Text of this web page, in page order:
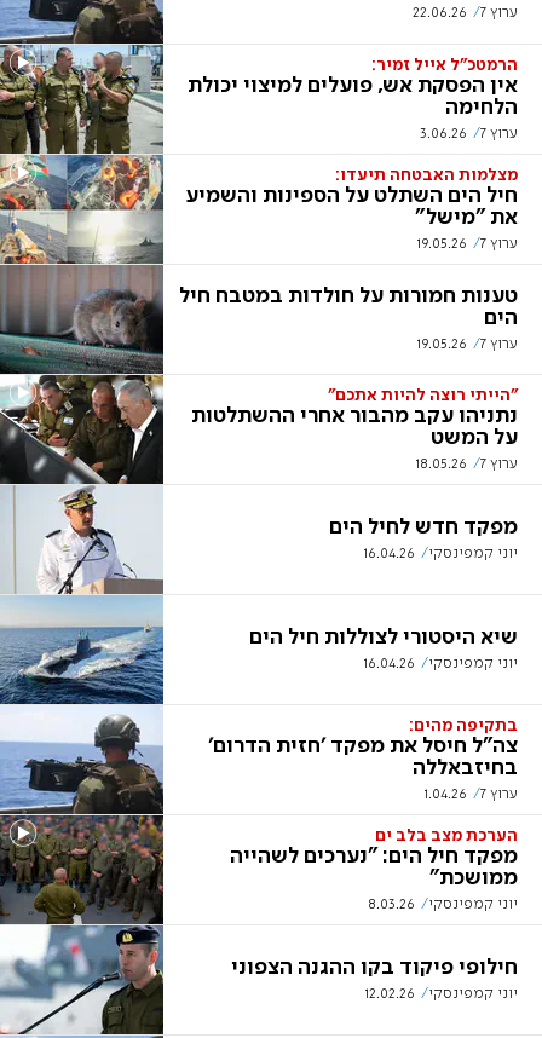
ערוץ 7 22.06.26
הרמטכ"ל אייל זמיר:
אין הפסקת אש, פועלים למיצוי יכולת
הלחימה
ערוץ 7 3.06.26
מצלמות האבטחה תיעדו:
חיל הים השתלט על הספינות והשמיע
את "מישל"
ערוץ 7 19.05.26
טענות חמורות על חולדות במטבח חיל
הים
ערוץ 7 19.05.26
"הייתי רוצה להיות אתכם"
נתניהו עקב מהבור אחרי ההשתלטות
על המשט
ערוץ 7 18.05.26
מפקד חדש לחיל הים
יוני קמפינסקי 16.04.26
שיא היסטורי לצוללות חיל הים
יוני קמפינסקי 16.04.26
בתקיפה מהים:
צה"ל חיסל את מפקד 'חזית הדרום'
בחיזבאללה
ערוץ 7 1.04.26
הערכת מצב בלב ים
מפקד חיל הים: "נערכים לשהייה
ממושכת"
יוני קמפינסקי 8.03.26
חילופי פיקוד בקו ההגנה הצפוני
יוני קמפינסקי 12.02.26